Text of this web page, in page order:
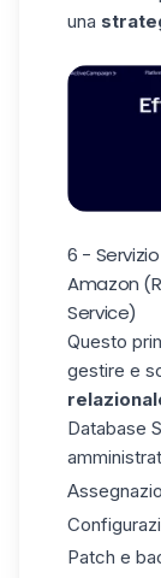
una
6 -
Amazon
Service)
Questo
gestire e
Database
Patch e